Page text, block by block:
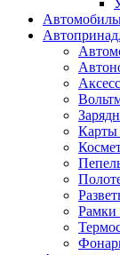
Карты
Рамки